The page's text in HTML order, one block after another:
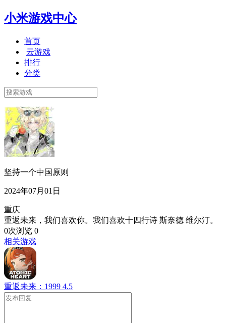
小米游戏中心
首页
云游戏
排行
分类
坚持一个中国原则
2024年07月01日
重庆
重返未来，我们喜欢你。我们喜欢十四行诗 斯奈德 维尔汀。
0次浏览 0
相关游戏
重返未来：1999 4.5